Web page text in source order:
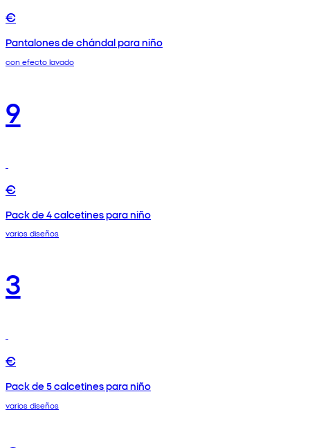
€
Pantalones de chándal para niño
con efecto lavado
9
€
Pack de 4 calcetines para niño
varios diseños
3
€
Pack de 5 calcetines para niño
varios diseños